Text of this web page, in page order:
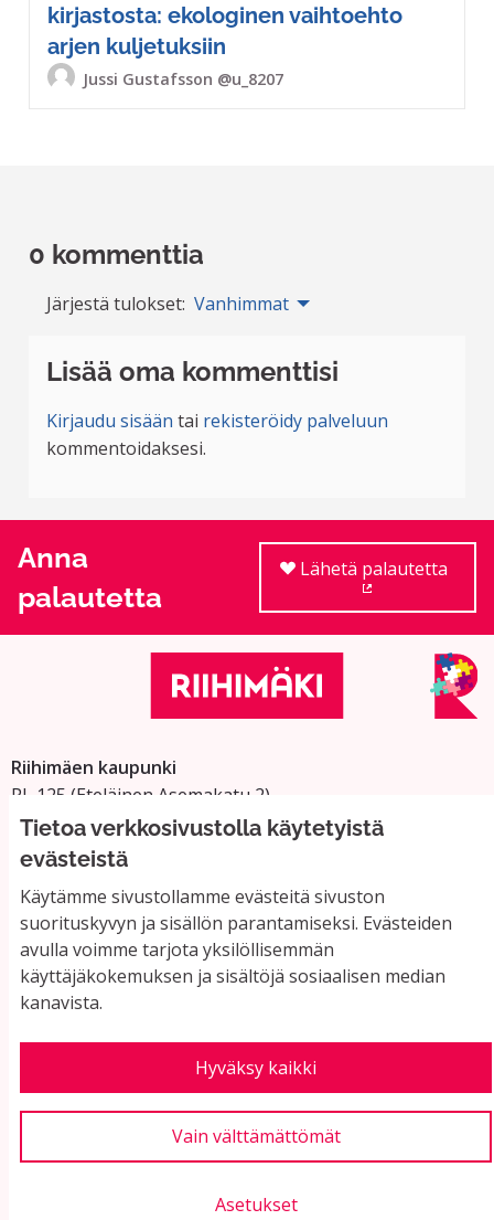
Tietoa verkkosivustolla käytetyistä
evästeistä
Käytämme sivustollamme evästeitä sivuston
suorituskyvyn ja sisällön parantamiseksi. Evästeiden
avulla voimme tarjota yksilöllisemmän
käyttäjäkokemuksen ja sisältöjä sosiaalisen median
kanavista.
Hyväksy kaikki
Vain välttämättömät
Asetukset
kirjastosta: ekologinen vaihtoehto
arjen kuljetuksiin
Jussi Gustafsson @u_8207
0 kommenttia
Järjestä tulokset: Vanhimmat
Lisää oma kommenttisi
Kirjaudu sisään tai rekisteröidy palveluun
kommentoidaksesi.
Anna
palautetta
Lähetä palautetta
Riihimäen kaupunki
PL 125 (Eteläinen Asemakatu 2)
11101 Riihimäki
Vaihde: 019 758 4000
Sähköpostiosoitteet:
etunimi.sukunimi@riihimaki.fi
Yhteystiedot ja usein kysyttyä
Käyttöehdot
Evästeasetukset
Verkkosivusto luotuvapaan ohjelmiston